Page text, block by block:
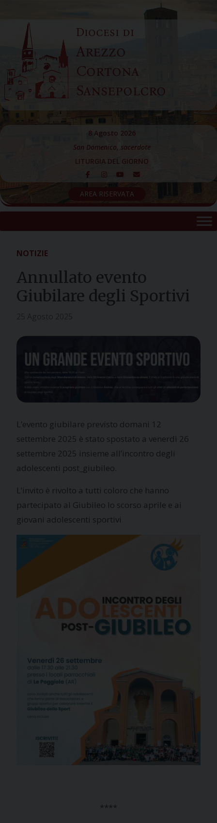
content
Diocesi di
Arezzo
Cortona
Sansepolcro
8 Agosto 2026
San Domenico, sacerdote
LITURGIA DEL GIORNO
AREA RISERVATA
NOTIZIE
Annullato evento
Giubilare degli Sportivi
L’evento giubilare previsto domani 12
settembre 2025 è stato spostato a venerdì 26
settembre 2025 insieme all’incontro degli
adolescenti post_giubileo.
L’invito è rivolto a tutti coloro che hanno
partecipato al Giubileo lo scorso aprile e ai
giovani adolescenti sportivi
****